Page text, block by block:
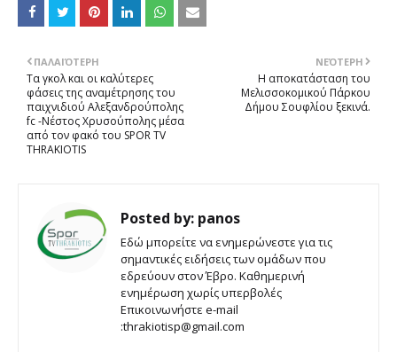
ΝΕΌΤΕΡΗ
Η αποκατάσταση του
Μελισσοκομικού Πάρκου
Δήμου Σουφλίου ξεκινά.
ΠΑΛΑΙΌΤΕΡΗ
Τα γκολ και οι καλύτερες
φάσεις της αναμέτρησης του
παιχνιδιού Αλεξανδρούπολης
fc -Νέστος Χρυσούπολης μέσα
από τον φακό του SPOR TV
THRAKIOTIS
Posted by: panos
Εδώ μπορείτε να ενημερώνεστε για τις
σημαντικές ειδήσεις των ομάδων που
εδρεύουν στον Έβρο. Καθημερινή
ενημέρωση χωρίς υπερβολές
Επικοινωνήστε e-mail
:thrakiotisp@gmail.com